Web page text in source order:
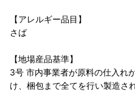
【アレルギー品目】
さば
【地場産品基準】
3号 市内事業者が原料の仕入れ
け、梱包まで全てを行い製造さ